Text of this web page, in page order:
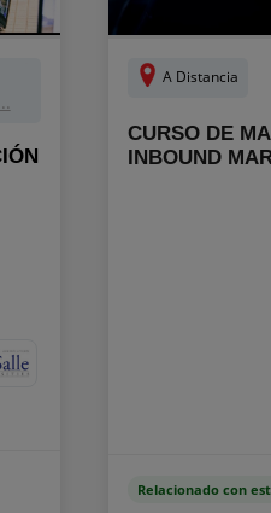
A Distancia
CURSO DE
INBOUND
Relacionado con